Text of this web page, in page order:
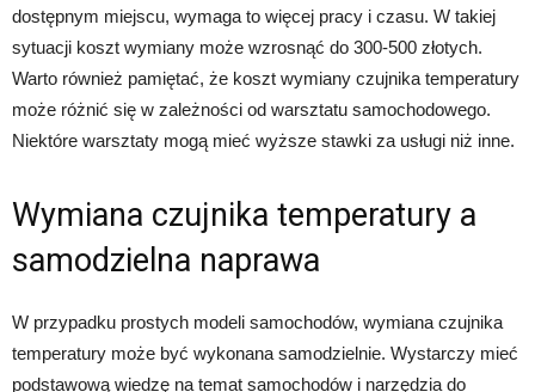
dostępnym miejscu, wymaga to więcej pracy i czasu. W takiej
sytuacji koszt wymiany może wzrosnąć do 300-500 złotych.
Warto również pamiętać, że koszt wymiany czujnika temperatury
może różnić się w zależności od warsztatu samochodowego.
Niektóre warsztaty mogą mieć wyższe stawki za usługi niż inne.
Wymiana czujnika temperatury a
samodzielna naprawa
W przypadku prostych modeli samochodów, wymiana czujnika
temperatury może być wykonana samodzielnie. Wystarczy mieć
podstawową wiedzę na temat samochodów i narzędzia do